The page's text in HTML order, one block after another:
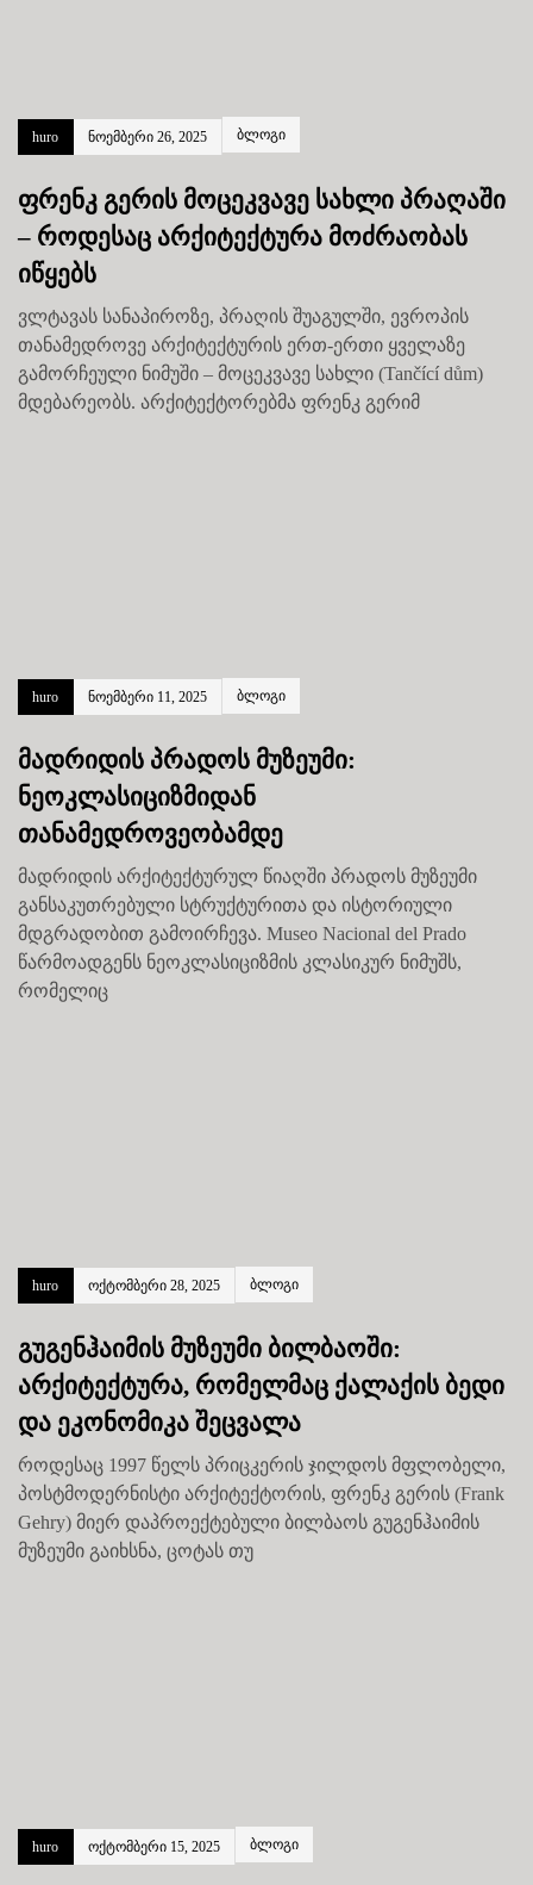
huro ნოემბერი 26, 2025 ბლოგი
ფრენკ გერის მოცეკვავე სახლი პრაღაში
– როდესაც არქიტექტურა მოძრაობას
იწყებს
ვლტავას სანაპიროზე, პრაღის შუაგულში, ევროპის
თანამედროვე არქიტექტურის ერთ-ერთი ყველაზე
გამორჩეული ნიმუში – მოცეკვავე სახლი (Tančící dům)
მდებარეობს. არქიტექტორებმა ფრენკ გერიმ
huro ნოემბერი 11, 2025 ბლოგი
მადრიდის პრადოს მუზეუმი:
ნეოკლასიციზმიდან
თანამედროვეობამდე
მადრიდის არქიტექტურულ წიაღში პრადოს მუზეუმი
განსაკუთრებული სტრუქტურითა და ისტორიული
მდგრადობით გამოირჩევა. Museo Nacional del Prado
წარმოადგენს ნეოკლასიციზმის კლასიკურ ნიმუშს,
რომელიც
huro ოქტომბერი 28, 2025 ბლოგი
გუგენჰაიმის მუზეუმი ბილბაოში:
არქიტექტურა, რომელმაც ქალაქის ბედი
და ეკონომიკა შეცვალა
როდესაც 1997 წელს პრიცკერის ჯილდოს მფლობელი,
პოსტმოდერნისტი არქიტექტორის, ფრენკ გერის (Frank
Gehry) მიერ დაპროექტებული ბილბაოს გუგენჰაიმის
მუზეუმი გაიხსნა, ცოტას თუ
huro ოქტომბერი 15, 2025 ბლოგი